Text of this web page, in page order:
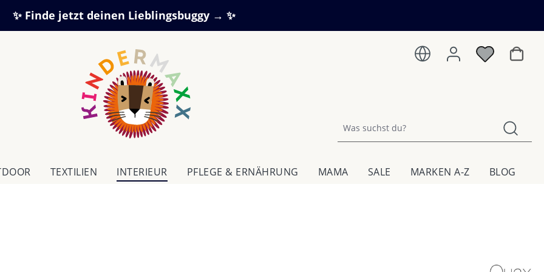
✨ Finde jetzt deinen Lieblingsbuggy → ✨
TEXTILIEN IN­TE­RI­EUR PFLEGE & ERNÄHRUNG MAMA SALE MARKEN A-Z BLOG